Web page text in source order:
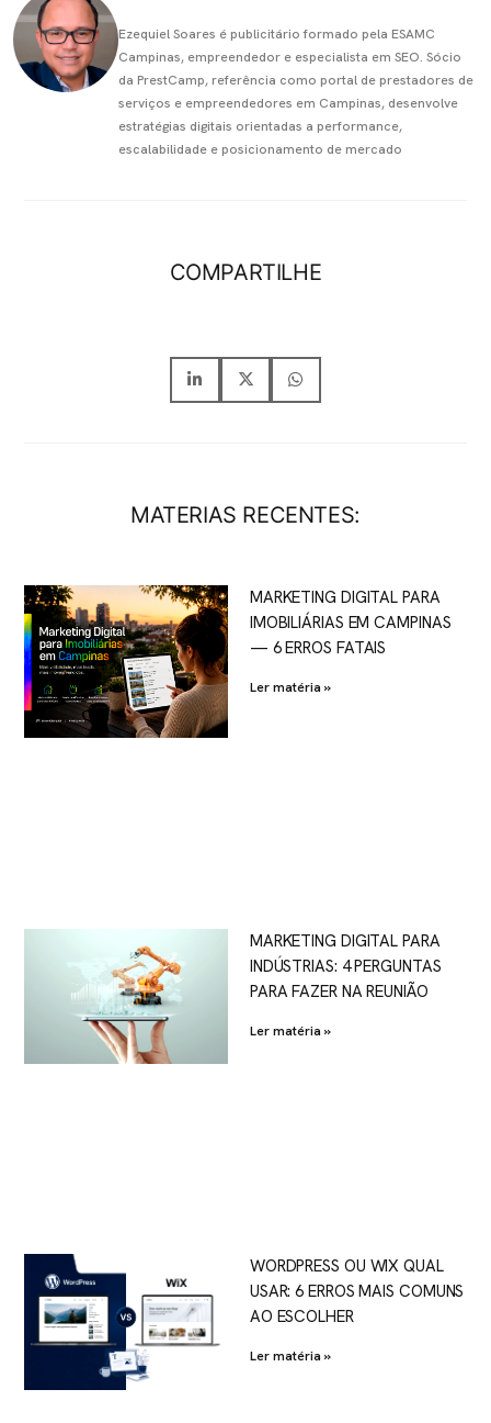
Ezequiel Soares é publicitário formado pela ESAMC
Campinas, empreendedor e especialista em SEO. Sócio
da PrestCamp, referência como portal de prestadores de
serviços e empreendedores em Campinas, desenvolve
estratégias digitais orientadas a performance,
escalabilidade e posicionamento de mercado
COMPARTILHE
MATERIAS RECENTES:
MARKETING DIGITAL PARA
IMOBILIÁRIAS EM CAMPINAS
— 6 ERROS FATAIS
Ler matéria »
MARKETING DIGITAL PARA
INDÚSTRIAS: 4 PERGUNTAS
PARA FAZER NA REUNIÃO
Ler matéria »
WORDPRESS OU WIX QUAL
USAR: 6 ERROS MAIS COMUNS
AO ESCOLHER
Ler matéria »